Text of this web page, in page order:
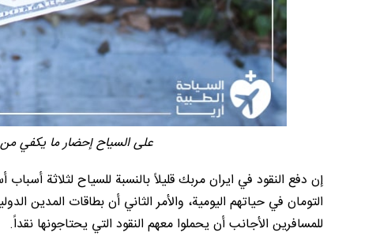
على السياح إحضار ما يكفي من
إن دفع النقود في ايران مربك قليلاً بالنسبة للسياح لثلاثة
التومان في حياتهم اليومية، والأمر الثاني أن بطاقات المدين
للمسافرين الأجانب أن يحملوا معهم النقود التي يحتاجونها نقداً.